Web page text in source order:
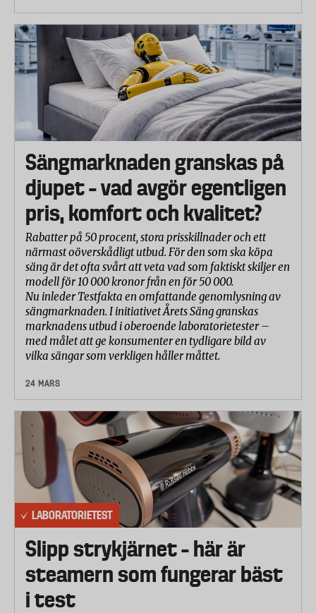
Sängmarknaden granskas på
djupet – vad avgör egentligen
pris, komfort och kvalitet?
Rabatter på 50 procent, stora prisskillnader och ett
närmast oöverskådligt utbud. För den som ska köpa
säng är det ofta svårt att veta vad som faktiskt skiljer en
modell för 10 000 kronor från en för 50 000.
Nu inleder Testfakta en omfattande genomlysning av
sängmarknaden. I initiativet Årets Säng granskas
marknadens utbud i oberoende laboratorietester –
med målet att ge konsumenter en tydligare bild av
vilka sängar som verkligen håller måttet.
24 MARS
LABORATORIETEST
Slipp strykjärnet – här är
steamern som fungerar bäst
i test